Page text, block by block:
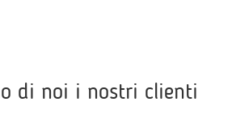
di noi i nostri clienti